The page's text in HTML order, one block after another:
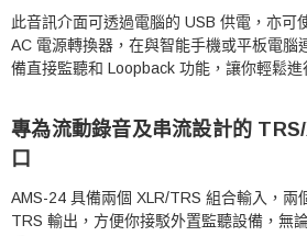
此音訊介面可透過電腦的 USB 供電，亦可
AC 電源轉換器，在與智能手機或平板電腦
備直接監聽和 Loopback 功能，讓你輕鬆進
專為流動錄音及串流設計的
口
AMS-24 具備兩個 XLR/TRS 組合輸入，兩
TRS 輸出，方便你接駁外置監聽設備，無